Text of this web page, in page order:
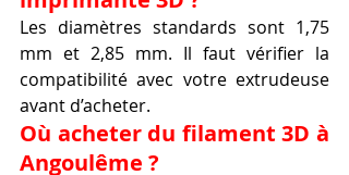
Les diamètres standards sont 1,75
mm et 2,85 mm. Il faut vérifier la
compatibilité avec votre extrudeuse
avant d’acheter.
Où acheter du filament 3D à
Angoulême ?